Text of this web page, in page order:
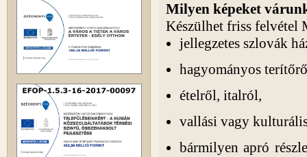
Milyen képeket
Készülhet friss felvétel
jellegzetes szlovák
hagyományos
ételről, italról,
vallási vagy
bármilyen apró